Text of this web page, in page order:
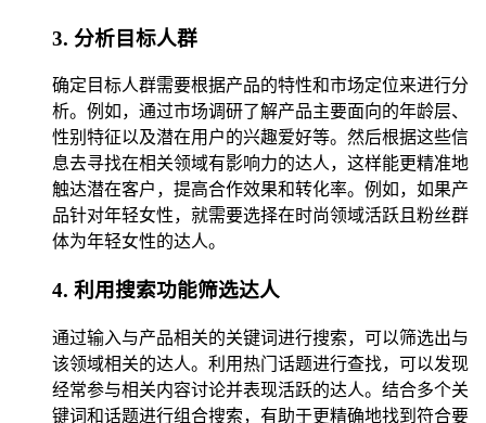
3. 分析目标人群
确定目标人群需要根据产品的特性和市场定位来进行分
析。例如，通过市场调研了解产品主要面向的年龄层、
性别特征以及潜在用户的兴趣爱好等。然后根据这些信
息去寻找在相关领域有影响力的达人，这样能更精准地
触达潜在客户，提高合作效果和转化率。例如，如果产
品针对年轻女性，就需要选择在时尚领域活跃且粉丝群
体为年轻女性的达人。
4. 利用搜索功能筛选达人
通过输入与产品相关的关键词进行搜索，可以筛选出与
该领域相关的达人。利用热门话题进行查找，可以发现
经常参与相关内容讨论并表现活跃的达人。结合多个关
键词和话题进行组合搜索，有助于更精确地找到符合要